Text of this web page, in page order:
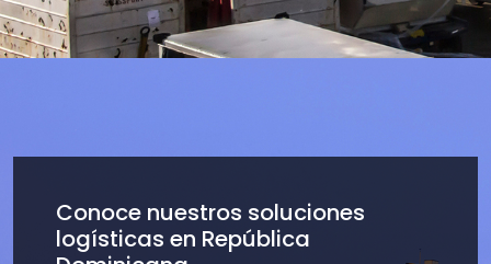
Conoce nuestros soluciones
logísticas en República